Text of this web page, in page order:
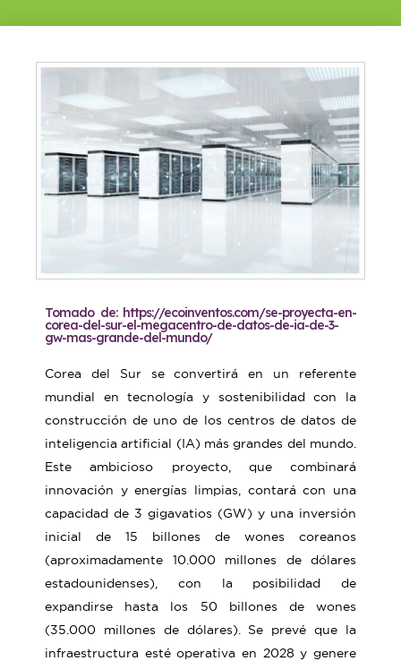
Tomado de: https://ecoinventos.com/se-proyecta-en-
corea-del-sur-el-megacentro-de-datos-de-ia-de-3-
gw-mas-grande-del-mundo/
Corea del Sur se convertirá en un referente
mundial en tecnología y sostenibilidad con la
construcción de uno de los centros de datos de
inteligencia artificial (IA) más grandes del mundo.
Este ambicioso proyecto, que combinará
innovación y energías limpias, contará con una
capacidad de 3 gigavatios (GW) y una inversión
inicial de 15 billones de wones coreanos
(aproximadamente 10.000 millones de dólares
estadounidenses), con la posibilidad de
expandirse hasta los 50 billones de wones
(35.000 millones de dólares). Se prevé que la
infraestructura esté operativa en 2028 y genere